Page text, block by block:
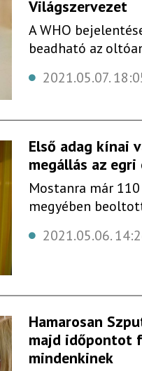
Világszervezet
A WHO
beadható az
2021.05.07.
Első adag kínai
megállás az
Mostanra már
megyében
2021.05.06.
Hamarosan
majd időpontot
mindenkinek